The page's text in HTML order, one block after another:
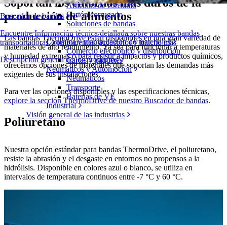
Buscador de bandas
Encuentre Información técnica detallada sobre nuestras bandas
transportadoras, componentes, accesorios y mucho más
Descripción general de los productos
Artículos de consumo
Cartón corrugado
Soluciones de bandas
Logística y manipulación de materiales
Comercio electrónico y distribución
Cartas y paquetes
Neumáticos y Automoción
Neumáticos
Transporte
Baterías de VE
Industrial
Visión general de las industrias
producción de alimentos
Las bandas ThermoDrive están disponibles en una gran variedad de
materiales de alto rendimiento. Ya sea para funcionar a temperaturas
y humedad extremas o para resistir a impactos y productos químicos,
ofrecemos opciones de materiales que soportan las demandas más
exigentes de sus instalaciones.
Para ver las opciones disponibles y las especificaciones técnicas,
explore la sección ThermoDrive de nuestro Buscador de bandas.
Poliuretano
Nuestra opción estándar para bandas ThermoDrive, el poliuretano,
resiste la abrasión y el desgaste en entornos no propensos a la
hidrólisis. Disponible en colores azul o blanco, se utiliza en
intervalos de temperatura continuos entre -7 °C y 60 °C.